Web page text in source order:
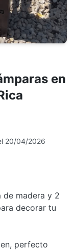
en
20/04/2026
de madera y 2
decorar tu
perfecto